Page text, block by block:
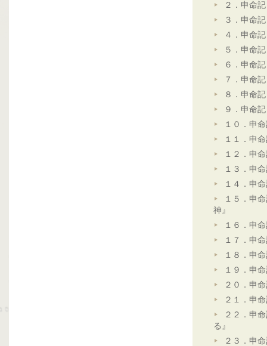
２．申命
３．申命
４．申命
５．申命
６．申命
７．申命
８．申命
９．申命
１０．申
１１．申
１２．申
１３．申
１４．申
１５．申
神』
１６．申
１７．申
１８．申
１９．申
２０．申
２１．申
２２．申
る』
２３．申